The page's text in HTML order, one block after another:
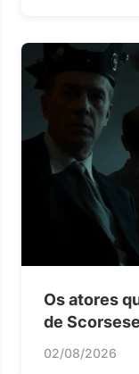
Os atores
de Scorsese
02/08/2026